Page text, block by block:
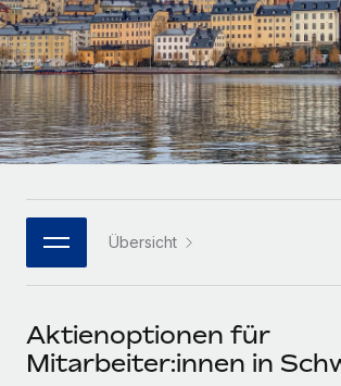
INFRASTRUKTUR
Remote Embedded
Nahtlose Integration der HR in
Plattform
Integrierte HR-Kernfunktionen für dein
MCP
Integrationen
Tools
Mittelstand
Maßgeschneiderte HR-Lösungen, um
vergrößern
Enterprise
Globale HR für Konzerne und
PARTNER WERDEN
Flexible Einbettung von Global-HR-
Partner werden
LERNEN MIT REMOTE
Forschung und Leitfäden
Fallstudien
HR-Glossar
Bibliothek für Stellenbeschreibungen
Webinare
Events
Newsroom
Español
Italiano
Português (Portugal)
한국어 Übersicht
Aktienoptionen für
Mitarbeiter:innen in